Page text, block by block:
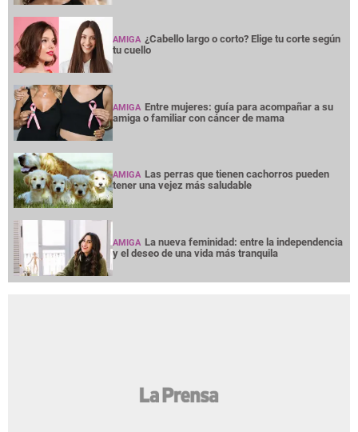
AMIGA ¿Cabello largo o corto? Elige tu corte según
tu cuello
AMIGA Entre mujeres: guía para acompañar a su
amiga o familiar con cáncer de mama
AMIGA Las perras que tienen cachorros pueden
tener una vejez más saludable
AMIGA La nueva feminidad: entre la independencia
y el deseo de una vida más tranquila